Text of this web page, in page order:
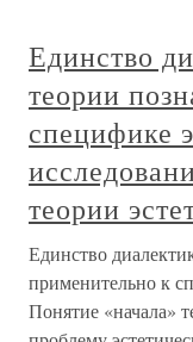
Единство
теории
специфике
теории
Единство
применительно к
Понятие «начала»